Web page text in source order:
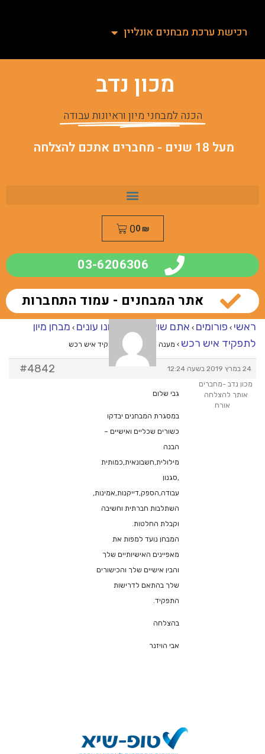
רכישת ערכת מבחנים אונליין
מכון נדב
הכנה למבחני מיון וראיונות עבודה
מעל 18 שנים - מחברים אתכם להצלחה
0₪
0
03-6206306
אתר המבחנים - עמוד התחברות
ראשי › פורומים › אתם שואלים – אנחנו עונים › מבחן מיון
לתפקיד איש רכש › מענה ל־מבחן מיון לתפקיד איש רכש
24 במרץ 2019 בשעה 12:24 #4842
מכון נדב -מחברים
אותך להצלחה
אורח
גבי שלום
במסגרת המבחנים יבדקו
כשורים שכליים ואישיים –
הבנה
מילולית,חשבונאית,כמותית
,סגנון
עבודה,הספק,דייקנות,אמינות,
השתלבות חברתית וחשיבה
וקבלת החלטות.
המבחן נועד למפות את
מאפיינים האישיותיים שלך
והבין אישיים שלך והכישורים
שלך בהתאם לדרישות
התפקיד.
בהצלחה
אבי הויזנר